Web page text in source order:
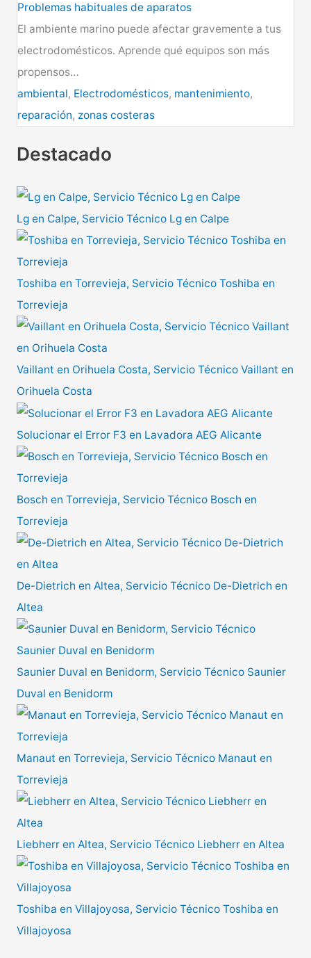
Problemas habituales de aparatos
El ambiente marino puede afectar gravemente a tus
electrodomésticos. Aprende qué equipos son más
propensos…
ambiental, Electrodomésticos, mantenimiento,
reparación, zonas costeras
Destacado
Lg en Calpe, Servicio Técnico Lg en Calpe
Toshiba en Torrevieja, Servicio Técnico Toshiba en
Torrevieja
Vaillant en Orihuela Costa, Servicio Técnico Vaillant en
Orihuela Costa
Solucionar el Error F3 en Lavadora AEG Alicante
Bosch en Torrevieja, Servicio Técnico Bosch en
Torrevieja
De-Dietrich en Altea, Servicio Técnico De-Dietrich en
Altea
Saunier Duval en Benidorm, Servicio Técnico Saunier
Duval en Benidorm
Manaut en Torrevieja, Servicio Técnico Manaut en
Torrevieja
Liebherr en Altea, Servicio Técnico Liebherr en Altea
Toshiba en Villajoyosa, Servicio Técnico Toshiba en
Villajoyosa